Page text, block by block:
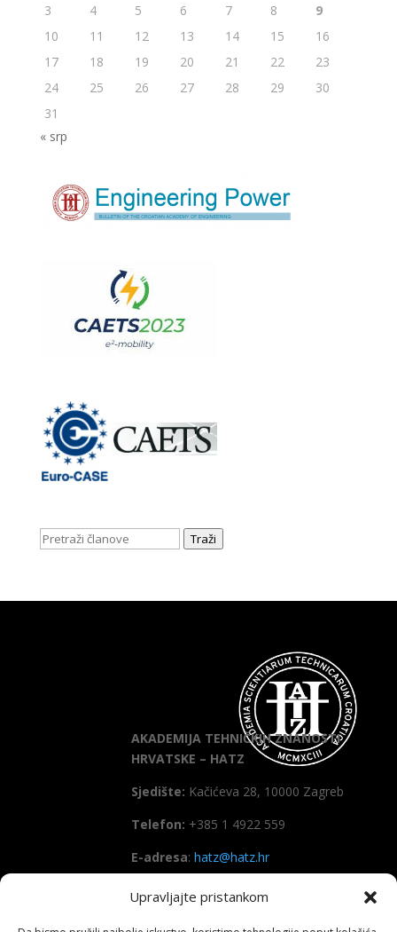
Upravljajte pristankom
3
4 5 6 7 8
9
10
11 12 13 14 15
16
17
18 19 20 21 22
23
24
25 26 27 28 29
30
31
« srp
Traži
AKADEMIJA TEHNIČKIH ZNANOSTI
HRVATSKE – HATZ
Sjedište: Kačićeva 28, 10000 Zagreb
Telefon: +385 1 4922 559
E-adresa: hatz@hatz.hr
OIB: 89465386965